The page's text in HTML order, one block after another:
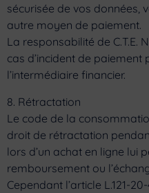
sécurisée de vos données,
autre moyen de paiement.
La responsabilité de C.T.E.
cas d’incident de paiement
l’intermédiaire financier.
8. Rétractation
Le code de la
droit de rétractation
lors d’un achat en ligne lui
remboursement ou
Cependant l’article L.121-